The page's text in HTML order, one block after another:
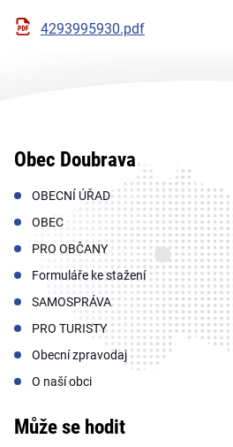
4293995930.pdf
Obec Doubrava
OBECNÍ ÚŘAD
OBEC
PRO OBČANY
Formuláře ke stažení
SAMOSPRÁVA
PRO TURISTY
Obecní zpravodaj
O naší obci
Může se hodit